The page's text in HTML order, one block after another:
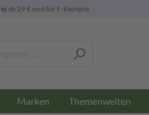
ab 29 € und für E-Rezepte
Marken Themenwelten